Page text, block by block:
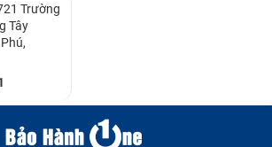
thay pin laptop Asus
14 TP412FA ngay bây
sẽ phồng lên và theo thời gian sẽ
Trường
Tây